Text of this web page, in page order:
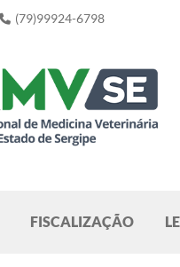
(79)99924-6798
FISCALIZAÇÃO